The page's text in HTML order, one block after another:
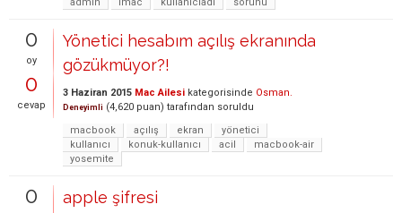
0
oy
0
cevap
Yönetici hesabım açılış ekranında
gözükmüyor?!
3 Haziran 2015 Mac Ailesi kategorisinde Osman.
Deneyimli (4,620 puan) tarafından soruldu
macbook
açılış ekran
yönetici
kullanıcı
konuk-kullanıcı acil
macbook-air
yosemite
0 apple şifresi